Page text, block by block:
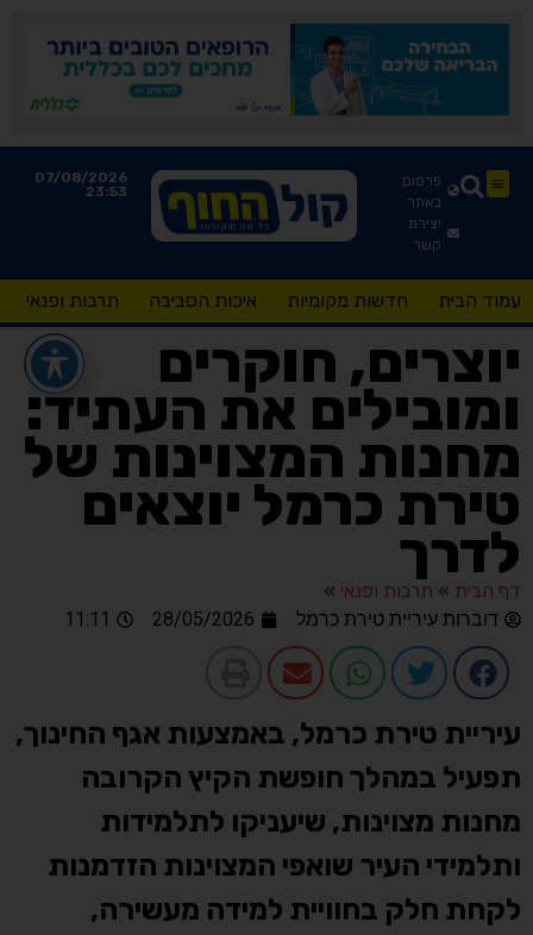
פרסום
באתר
יצירת
קשר
07/08/2026
23:53
עמוד הבית חדשות מקומיות איכות הסביבה תרבות ופנאי
יוצרים, חוקרים
ומובילים את העתיד:
מחנות המצוינות של
טירת כרמל יוצאים
לדרך
דף הבית » תרבות ופנאי »
דוברות עיריית טירת כרמל
28/05/2026
11:11
עיריית טירת כרמל, באמצעות אגף החינוך,
תפעיל במהלך חופשת הקיץ הקרובה
מחנות מצוינות, שיעניקו לתלמידות
ותלמידי העיר שואפי המצוינות הזדמנות
לקחת חלק בחוויית למידה מעשירה,